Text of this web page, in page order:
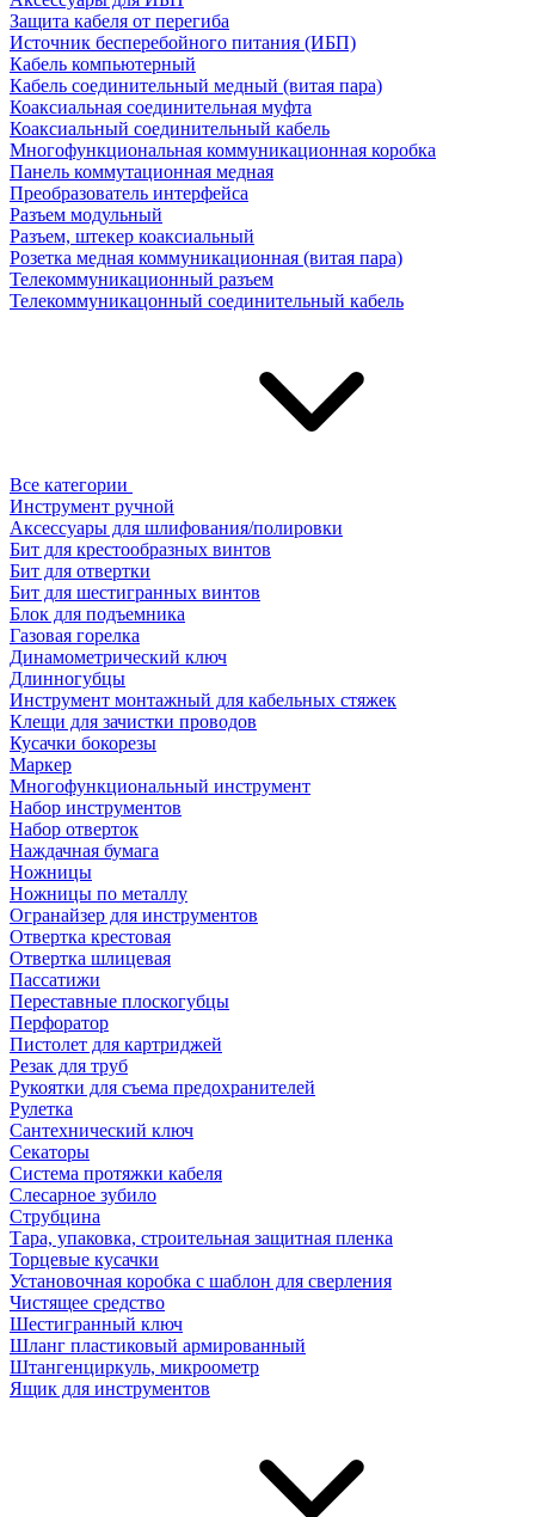
Защита кабеля от перегиба
Источник бесперебойного питания (ИБП)
Кабель компьютерный
Кабель соединительный медный (витая пара)
Коаксиальная соединительная муфта
Коаксиальный соединительный кабель
Многофункциональная коммуникационная коробка
Панель коммутационная медная
Преобразователь интерфейса
Разъем модульный
Разъем, штекер коаксиальный
Розетка медная коммуникационная (витая пара)
Телекоммуникационный разъем
Телекоммуникацонный соединительный кабель
Все категории
Инструмент ручной
Аксессуары для шлифования/полировки
Бит для крестообразных винтов
Бит для отвертки
Бит для шестигранных винтов
Блок для подъемника
Газовая горелка
Динамометрический ключ
Длинногубцы
Инструмент монтажный для кабельных стяжек
Клещи для зачистки проводов
Кусачки бокорезы
Маркер
Многофункциональный инструмент
Набор инструментов
Набор отверток
Наждачная бумага
Ножницы
Ножницы по металлу
Огранайзер для инструментов
Отвертка крестовая
Отвертка шлицевая
Пассатижи
Переставные плоскогубцы
Перфоратор
Пистолет для картриджей
Резак для труб
Рукоятки для съема предохранителей
Рулетка
Сантехнический ключ
Секаторы
Система протяжки кабеля
Слесарное зубило
Струбцина
Тара, упаковка, строительная защитная пленка
Торцевые кусачки
Установочная коробка с шаблон для сверления
Чистящее средство
Шестигранный ключ
Шланг пластиковый армированный
Штангенциркуль, микроометр
Ящик для инструментов